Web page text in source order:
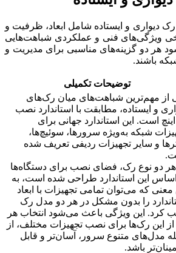
دیواری و ایستاده شامل ابعاد، ظرفیت و
ویژگی‌های فنی و عملکردی شباهت‌هایی
هر دو گزینه‌های مناسبی برای مدیریت و
باشند.
توضیحات تکمیلی
از مهم‌ترین شباهت‌های میان رک‌های
و ایستاده، مطابقت با استاندارد نصب
19 اینچ است. این استاندارد جهانی برای
شبکه به‌ویژه سرورها، سوئیچ‌ها،
و سایر تجهیزات ردیفی تعریف شده
دو نوع رک، فضای نصب برای دستگاه‌ها
این استاندارد طراحی شده است، به
معنی که می‌توان تمامی تجهیزات با ابعاد
را بدون مشکل در هر دو مدل رک
کرد. این ویژگی باعث می‌شود انتخاب هر
این رک‌ها برای نصب تجهیزات مختلف، از
مدل‌های متنوع سرور، آسان‌تر و قابل
باشد.